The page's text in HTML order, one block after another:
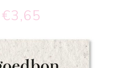
€3,65